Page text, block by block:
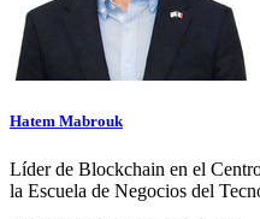
Hatem Mabrouk
Líder de Blockchain en el
la Escuela de Negocios del